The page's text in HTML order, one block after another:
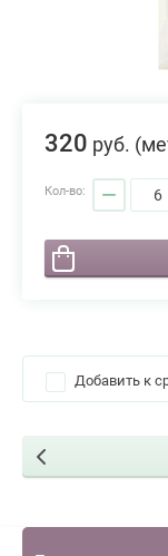
320 руб.
Кол-во: −
Добавить к